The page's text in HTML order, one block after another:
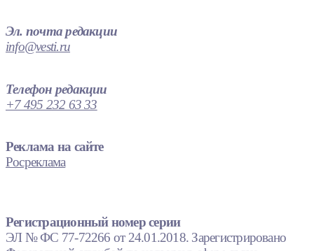
Эл. почта редакции
info@vesti.ru
Телефон редакции
+7 495 232 63 33
Реклама на сайте
Росреклама
Регистрационный номер серии
ЭЛ № ФС 77-72266 от 24.01.2018. Зарегистрировано